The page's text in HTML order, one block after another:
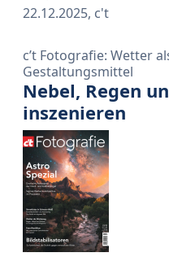
22.12.2025, c't
c’t Fotografie: Wetter
Gestaltungsmittel
Nebel, Regen
inszenieren